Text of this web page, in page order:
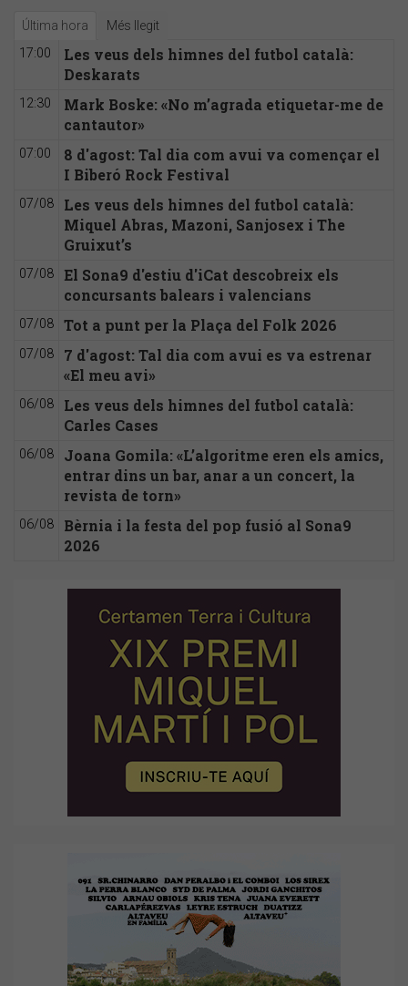
Última hora Més llegit
17:00
Les veus dels himnes del futbol català:
Deskarats
12:30
Mark Boske: «No m’agrada etiquetar-me de
cantautor»
07:00
8 d'agost: Tal dia com avui va començar el
I Biberó Rock Festival
07/08
Les veus dels himnes del futbol català:
Miquel Abras, Mazoni, Sanjosex i The
Gruixut’s
07/08
El Sona9 d'estiu d'iCat descobreix els
concursants balears i valencians
07/08 Tot a punt per la Plaça del Folk 2026
07/08
7 d'agost: Tal dia com avui es va estrenar
«El meu avi»
06/08
Les veus dels himnes del futbol català:
Carles Cases
06/08
Joana Gomila: «L’algoritme eren els amics,
entrar dins un bar, anar a un concert, la
revista de torn»
06/08
Bèrnia i la festa del pop fusió al Sona9
2026